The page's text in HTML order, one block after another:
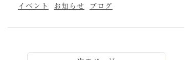
イベント お知らせ ブログ